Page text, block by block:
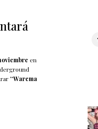
en
“Warema